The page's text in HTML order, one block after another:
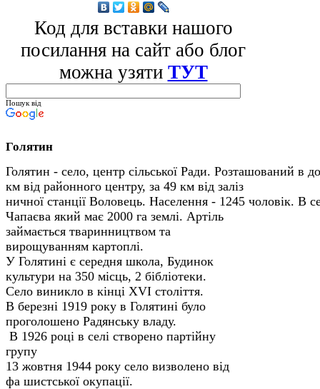
Код для вставки нашого
посилання на сайт або блог
можна узяти ТУТ
Пошук від
Голятин
Голятин - село, центр сільської Ради. Розташований в
км від районного центру, за 49 км від заліз­
ничної станції Воловець. Населення - 1245 чоловік. В
Чапаєва який має 2000 га землі. Артіль
займається тваринництвом та
вирощуванням картоплі.
У Голятині є середня школа, Будинок
куль­тури на 350 місць, 2 бібліотеки.
Село виникло в кінці XVI століття.
В березні 1919 року в Голятині було
прого­лошено Радянську владу.
В 1926 році в селі створено партійну
групу
13 жовтня 1944 року село визволено від
фа шистської окупації.